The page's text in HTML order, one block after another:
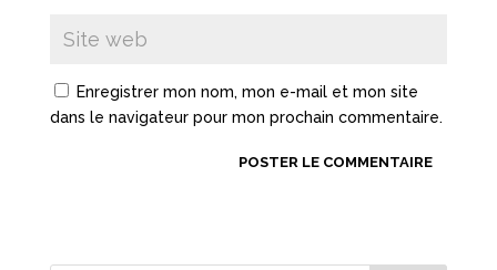
Enregistrer mon nom, mon e-mail et mon site
dans le navigateur pour mon prochain commentaire.